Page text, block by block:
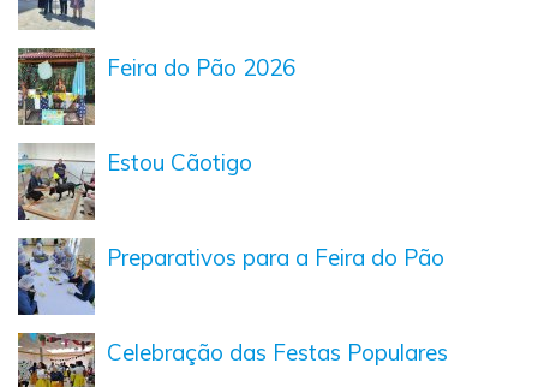
Feira do Pão 2026
Estou Cãotigo
Preparativos para a Feira do Pão
Celebração das Festas Populares